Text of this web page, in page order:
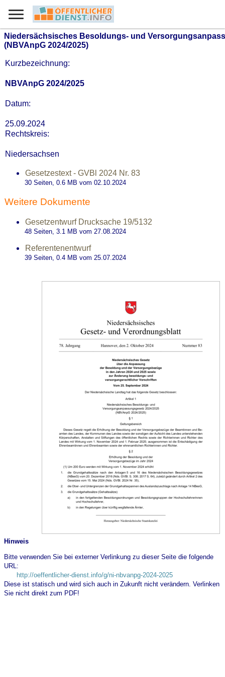
Niedersächsisches Besoldungs- und
(NBVAnpG 2024/2025)
Kurzbezeichnung:
NBVAnpG 2024/2025
Datum:
25.09.2024
Rechtskreis:
Niedersachsen
Gesetzestext - GVBl 2024 Nr. 83
30 Seiten, 0.6 MB vom 02.10.2024
Weitere Dokumente
Gesetzentwurf Drucksache 19/5132
48 Seiten, 3.1 MB vom 27.08.2024
Referentenentwurf
39 Seiten, 0.4 MB vom 25.07.2024
Hinweis
Bitte verwenden Sie bei externer Verlinkung zu dieser Seite die folgende
URL:
http://oeffentlicher-dienst.info/g/ni-nbvanpg-2024-2025
Diese ist statisch und wird sich auch in Zukunft nicht verändern. Verlinken
Sie nicht direkt zum PDF!